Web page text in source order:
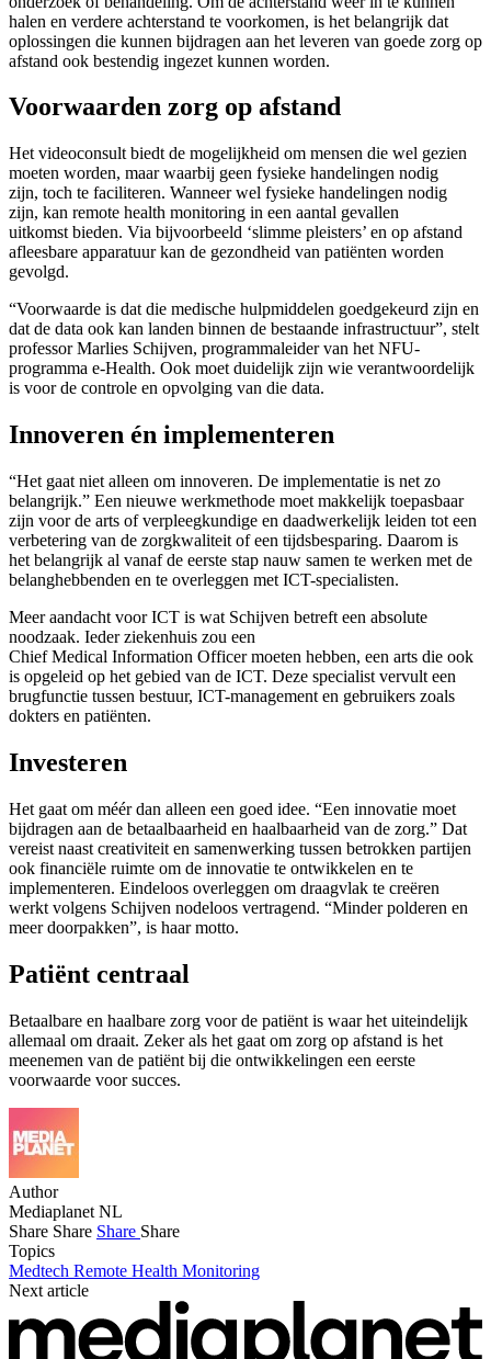
halen en verdere achterstand te voorkomen, is het belangrijk dat
oplossingen die kunnen bijdragen aan het leveren van goede zorg op
afstand ook bestendig ingezet kunnen worden.
Voorwaarden zorg op afstand
Het videoconsult biedt de mogelijkheid om mensen die wel gezien
moeten worden, maar waarbij geen fysieke handelingen nodig
zijn, toch te faciliteren. Wanneer wel fysieke handelingen nodig
zijn, kan remote health monitoring in een aantal gevallen
uitkomst bieden. Via bijvoorbeeld ‘slimme pleisters’ en op afstand
afleesbare apparatuur kan de gezondheid van patiënten worden
gevolgd.
“Voorwaarde is dat die medische hulpmiddelen goedgekeurd zijn en
dat de data ook kan landen binnen de bestaande infrastructuur”, stelt
professor Marlies Schijven, programmaleider van het NFU-
programma e-Health. Ook moet duidelijk zijn wie verantwoordelijk
is voor de controle en opvolging van die data.
Innoveren én implementeren
“Het gaat niet alleen om innoveren. De implementatie is net zo
belangrijk.” Een nieuwe werkmethode moet makkelijk toepasbaar
zijn voor de arts of verpleegkundige en daadwerkelijk leiden tot een
verbetering van de zorgkwaliteit of een tijdsbesparing. Daarom is
het belangrijk al vanaf de eerste stap nauw samen te werken met de
belanghebbenden en te overleggen met ICT-specialisten.
Meer aandacht voor ICT is wat Schijven betreft een absolute
noodzaak. Ieder ziekenhuis zou een
Chief Medical Information Officer moeten hebben, een arts die ook
is opgeleid op het gebied van de ICT. Deze specialist vervult een
brugfunctie tussen bestuur, ICT-management en gebruikers zoals
dokters en patiënten.
Investeren
Het gaat om méér dan alleen een goed idee. “Een innovatie moet
bijdragen aan de betaalbaarheid en haalbaarheid van de zorg.” Dat
vereist naast creativiteit en samenwerking tussen betrokken partijen
ook financiële ruimte om de innovatie te ontwikkelen en te
implementeren. Eindeloos overleggen om draagvlak te creëren
werkt volgens Schijven nodeloos vertragend. “Minder polderen en
meer doorpakken”, is haar motto.
Patiënt centraal
Betaalbare en haalbare zorg voor de patiënt is waar het uiteindelijk
allemaal om draait. Zeker als het gaat om zorg op afstand is het
meenemen van de patiënt bij die ontwikkelingen een eerste
voorwaarde voor succes.
Author
Mediaplanet NL
Share Share Share Share
Topics
Medtech Remote Health Monitoring
Next article